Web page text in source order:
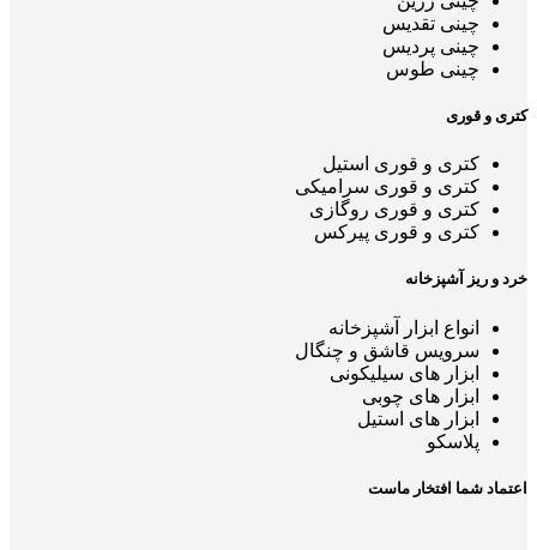
چینی تقدیس
چینی پردیس
چینی طوس
کتری و قوری
کتری و قوری استیل
کتری و قوری سرامیکی
کتری و قوری روگازی
کتری و قوری پیرکس
خرد و ریز آشپزخانه
انواع ابزار آشپزخانه
سرویس قاشق و چنگال
ابزار های سیلیکونی
ابزار های چوبی
ابزار های استیل
پلاسکو
اعتماد شما افتخار ماست